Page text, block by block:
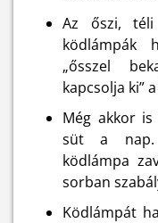
Az őszi, téli
ködlámpák
„ősszel
kapcsolja ki”
Még akkor
süt a nap.
ködlámpa
sorban
Ködlámpát